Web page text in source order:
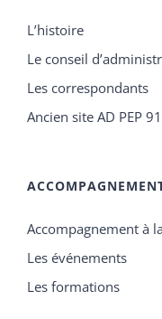
L’histoire
Le conseil
Les correspondants
Ancien site AD PEP 91
Accompagnement à
Les événements
Les formations